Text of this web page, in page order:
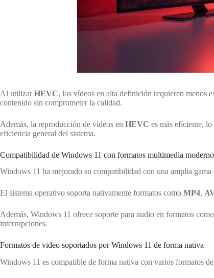
Al utilizarHEVC, los vídeos en alta definición requieren menos
contenido sin comprometer la calidad.
Además, la reproducción de vídeos en HEVC es más eficiente,
eficiencia general del sistema.
Compatibilidad de Windows 11 con formatos multimedia
Windows 11 ha mejorado su compatibilidad con una amplia
El sistema operativo soporta nativamente formatos como MP4,
Además, Windows 11 ofrece soporte para audio en formatos como
interrupciones.
Formatos de video soportados por Windows 11 de forma nativa
Windows 11 es compatible de forma nativa con varios formatos